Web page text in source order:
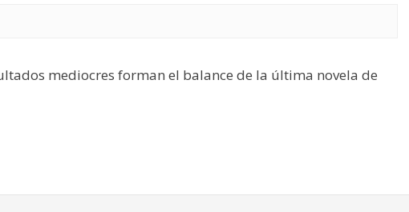
mediocres forman el balance de la última novela de